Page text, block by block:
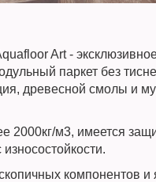
Art -
паркет без
древесной смолы и
2000кг/м3, имеется
компонентов